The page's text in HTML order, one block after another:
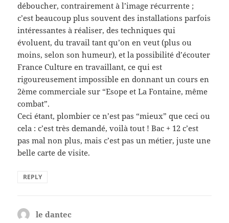
déboucher, contrairement à l’image récurrente ;
c’est beaucoup plus souvent des installations parfois
intéressantes à réaliser, des techniques qui
évoluent, du travail tant qu’on en veut (plus ou
moins, selon son humeur), et la possibilité d’écouter
France Culture en travaillant, ce qui est
rigoureusement impossible en donnant un cours en
2ème commerciale sur “Esope et La Fontaine, même
combat”.
Ceci étant, plombier ce n’est pas “mieux” que ceci ou
cela : c’est très demandé, voilà tout ! Bac + 12 c’est
pas mal non plus, mais c’est pas un métier, juste une
belle carte de visite.
REPLY
le dantec